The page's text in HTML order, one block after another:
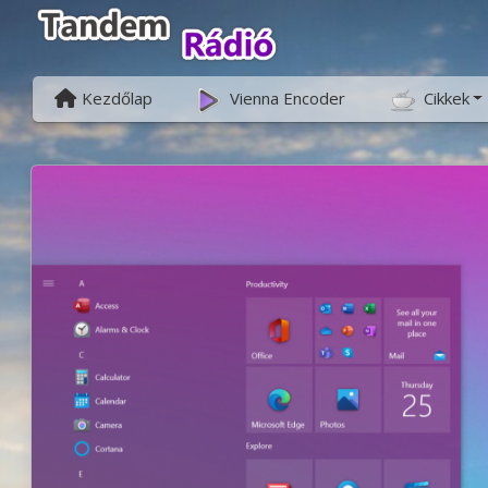
Kezdőlap Vienna Encoder Cikkek